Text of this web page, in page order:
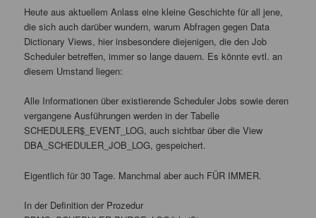
Heute aus aktuellem Anlass eine kleine Geschichte für all jene,
die sich auch darüber wundern, warum Abfragen gegen Data
Dictionary Views, hier insbesondere diejenigen, die den Job
Scheduler betreffen, immer so lange dauern. Es könnte evtl. an
diesem Umstand liegen:
Alle Informationen über existierende Scheduler Jobs sowie deren
vergangene Ausführungen werden in der Tabelle
SCHEDULER$_EVENT_LOG, auch sichtbar über die View
DBA_SCHEDULER_JOB_LOG, gespeichert.
Eigentlich für 30 Tage. Manchmal aber auch FÜR IMMER.
In der Definition der Prozedur